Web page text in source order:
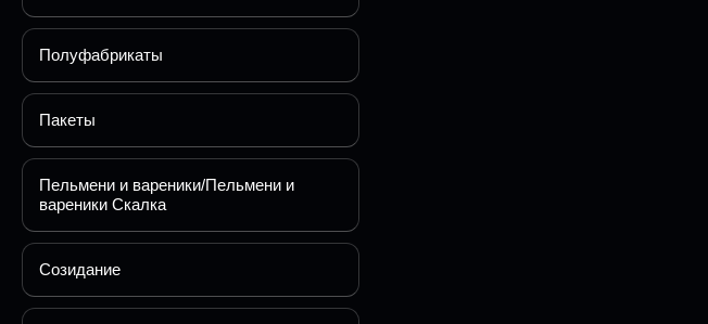
Полуфабрикаты
Пакеты
Пельмени и вареники/Пельмени и
вареники Скалка
Созидание